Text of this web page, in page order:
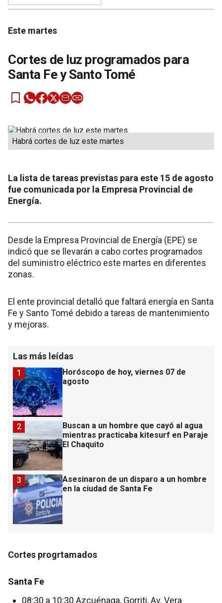
Este martes
Cortes de luz programados para
Santa Fe y Santo Tomé
Habrá cortes de luz este martes
La lista de tareas previstas para este 15 de agosto
fue comunicada por la Empresa Provincial de
Energía.
Desde la Empresa Provincial de Energía (EPE) se
indicó que se llevarán a cabo cortes programados
del suministro eléctrico este martes en diferentes
zonas.
El ente provincial detalló que faltará energía en Santa
Fe y Santo Tomé debido a tareas de mantenimiento
y mejoras.
Las más leídas
Horóscopo de hoy, viernes 07 de
agosto
1
Buscan a un hombre que cayó al agua
mientras practicaba kitesurf en Paraje
El Chaquito
2
Asesinaron de un disparo a un hombre
en la ciudad de Santa Fe
3
Cortes progrtamados
Sant a Fe
08:30 a 10:30 Azcuénaga, Gorriti, Av. Vera